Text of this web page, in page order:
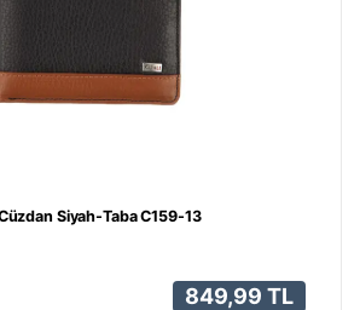
Siyah-Taba C159-13
849,99 TL